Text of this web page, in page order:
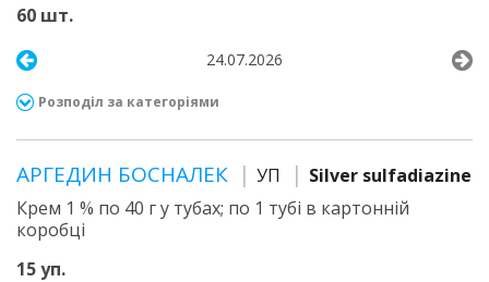
60 шт.
24.07.2026
Розподіл за категоріями
АРГЕДИН БОСНАЛЕК УП
Silver sulfadiazine
Крем 1 % по 40 г у тубах; по 1 тубі в картонній
коробці
15 уп.